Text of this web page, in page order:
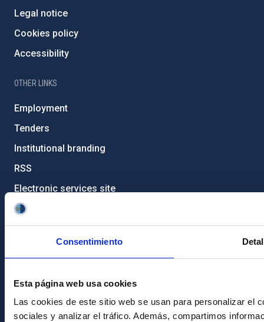
Consentimiento
Esta página web usa cookies
Las cookies de este sitio web se usan para personalizar el
sociales y analizar el tráfico. Además, compartimos
Legal notice
Cookies policy
Accessibility
OTHER LINKS
Employment
Tenders
Institutional branding
RSS
Electronic services site
Ethics channel
Condolences for Francisco Sánchez
PostFooter > Newsletter link
Join our Newsletter